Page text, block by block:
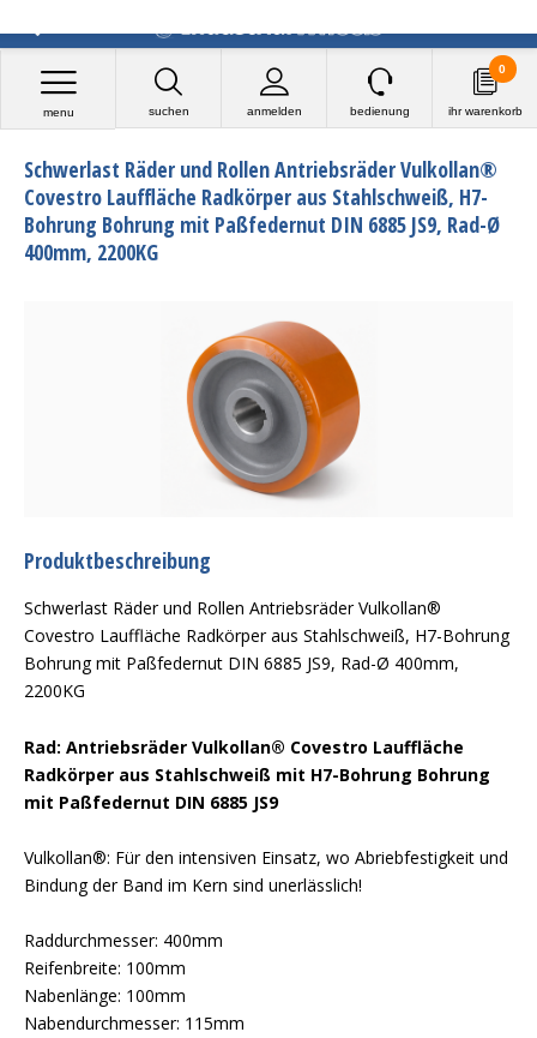
suchen anmelden
menu bedienung ihr warenkorb
0
Schwerlast Räder und Rollen Antriebsräder Vulkollan®
Covestro Lauffläche Radkörper aus Stahlschweiß, H7-
Bohrung Bohrung mit Paßfedernut DIN 6885 JS9, Rad-Ø
400mm, 2200KG
Produktbeschreibung
Schwerlast Räder und Rollen Antriebsräder Vulkollan®
Covestro Lauffläche Radkörper aus Stahlschweiß, H7-Bohrung
Bohrung mit Paßfedernut DIN 6885 JS9, Rad-Ø 400mm,
2200KG
Rad: Antriebsräder Vulkollan® Covestro Lauffläche
Radkörper aus Stahlschweiß mit H7-Bohrung Bohrung
mit Paßfedernut DIN 6885 JS9
Vulkollan®: Für den intensiven Einsatz, wo Abriebfestigkeit und
Bindung der Band im Kern sind unerlässlich!
Raddurchmesser: 400mm
Reifenbreite: 100mm
Nabenlänge: 100mm
Nabendurchmesser: 115mm